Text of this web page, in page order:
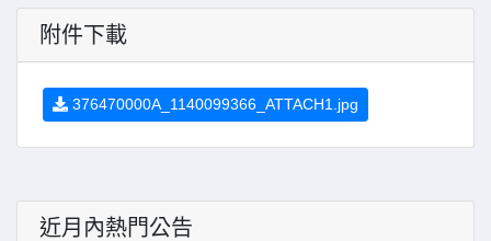
附件下載
376470000A_1140099366_ATTACH1.jpg
近月內熱門公告